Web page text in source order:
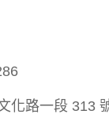
化路一段 313